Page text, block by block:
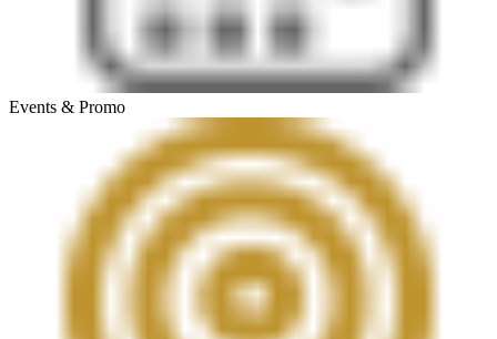
Events & Promo